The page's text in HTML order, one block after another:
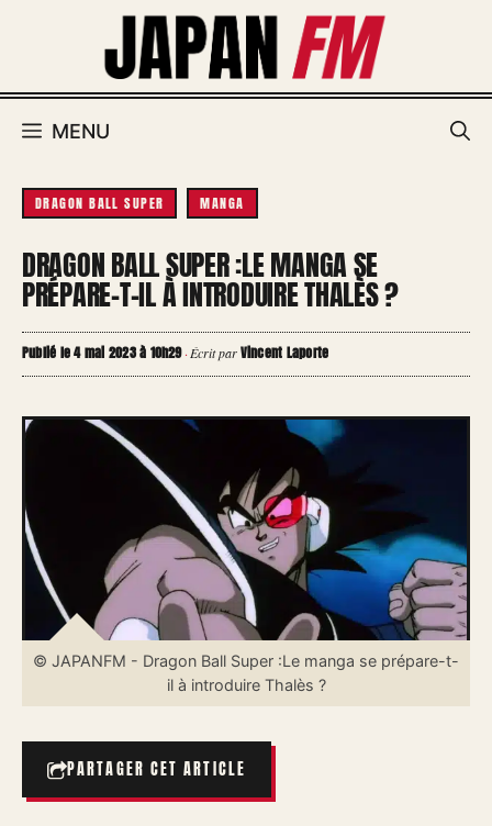
MENU
DRAGON BALL SUPER MANGA
DRAGON BALL SUPER :LE MANGA SE
PRÉPARE-T-IL À INTRODUIRE THALÈS ?
Publié le 4 mai 2023 à 10h29 · Écrit parVincent Laporte
© JAPANFM - Dragon Ball Super :Le manga se prépare-t-
il à introduire Thalès ?
PARTAGER CET ARTICLE